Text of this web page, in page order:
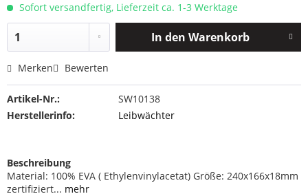
Sofort versandfertig, Lieferzeit ca. 1-3 Werktage
In den Warenkorb
Merken Bewerten
Artikel-Nr.:
SW10138
Herstellerinfo:
Leibwächter
Beschreibung
Material: 100% EVA ( Ethylenvinylacetat) Größe: 240x166x18mm
zertifiziert... mehr